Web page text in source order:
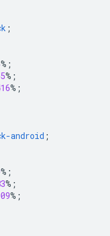
;
%;
%;
%;
android ;
%;
%;
%;